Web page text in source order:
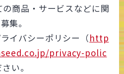
商品・サービスなどに関
集。
イバシーポリシー（http
privacy-polic
い。